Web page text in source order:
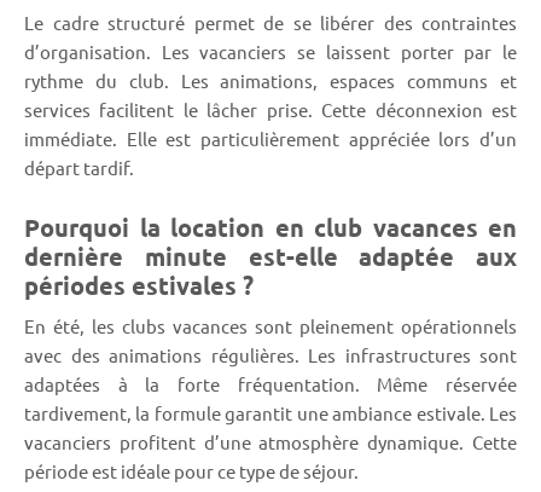
Le cadre structuré permet de se libérer des contraintes
d’organisation. Les vacanciers se laissent porter par le
rythme du club. Les animations, espaces communs et
services facilitent le lâcher prise. Cette déconnexion est
immédiate. Elle est particulièrement appréciée lors d’un
départ tardif.
Pourquoi la location en club vacances en
dernière minute est-elle adaptée aux
périodes estivales ?
En été, les clubs vacances sont pleinement opérationnels
avec des animations régulières. Les infrastructures sont
adaptées à la forte fréquentation. Même réservée
tardivement, la formule garantit une ambiance estivale. Les
vacanciers profitent d’une atmosphère dynamique. Cette
période est idéale pour ce type de séjour.